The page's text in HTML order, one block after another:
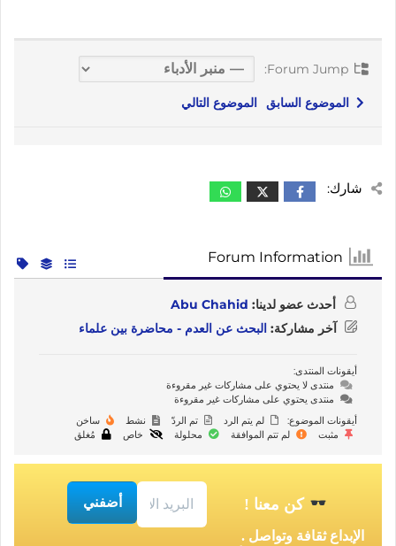
الموضوع السابق الموضوع التالي
شارك:
Forum Information
أحدث عضو لدينا: Abu Chahid
آخر مشاركة: البحث عن العدم - محاضرة بين علماء
أيقونات المنتدى:
منتدى لا يحتوي على مشاركات غير مقروءة
منتدى يحتوي على مشاركات غير مقروءة
أيقونات الموضوع:
لم يتم الرد تم الردّ نشط
ساخن
مثبت
لم تتم الموافقة محلولة خاص مُغلق
كن معنا !
الإبداع ثقافة وتواصل .